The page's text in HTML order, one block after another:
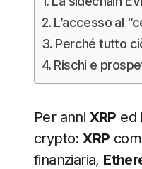
L’accesso al
Perché tutto
Rischi e
Per anni XRP ed
crypto:XRP
finanziaria,